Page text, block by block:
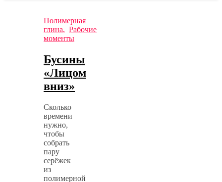
Полимерная
глина, Рабочие
моменты
Бусины
«Лицом
вниз»
Сколько
времени
нужно,
чтобы
собрать
пару
серёжек
из
полимерной